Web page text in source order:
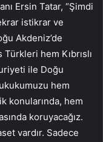
Ersin Tatar, “Şimdi
istikrar ve
Akdeniz’de
Türkleri hem Kıbrıslı
ile Doğu
hem
konularında, hem
koruyacağız.
vardır. Sadece